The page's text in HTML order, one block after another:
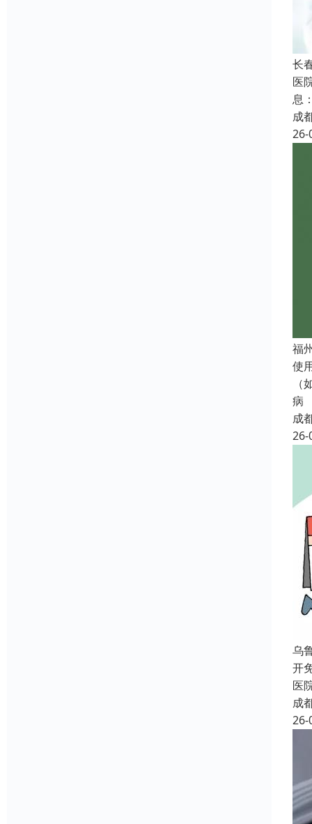
长
医
息
成
26-
福
使
病
成
26-
乌
开
医
成
26-